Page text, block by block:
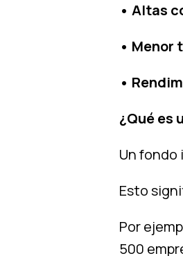
• Altas
• Menor
•
¿Qué es
Un
Esto
Por
500